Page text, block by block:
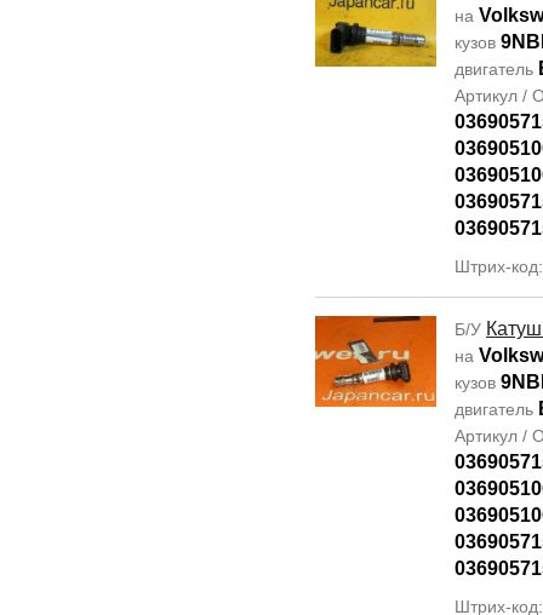
на
кузов
двигатель
Артикул /
Штрих-
Б/У
на
кузов
двигатель
Артикул /
Штрих-